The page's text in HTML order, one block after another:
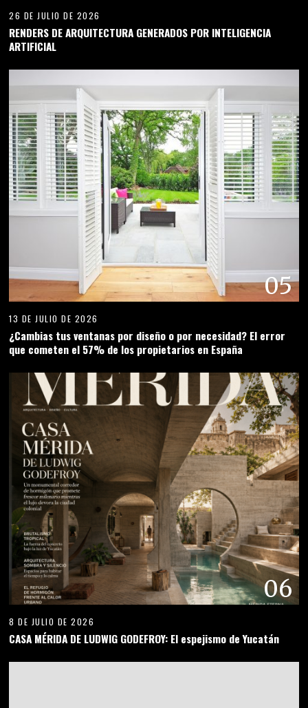
26 DE JULIO DE 2026
RENDERS DE ARQUITECTURA GENERADOS POR INTELIGENCIA
ARTIFICIAL
05
13 DE JULIO DE 2026
¿Cambias tus ventanas por diseño o por necesidad? El error
que cometen el 57% de los propietarios en España
06
8 DE JULIO DE 2026
CASA MÉRIDA DE LUDWIG GODEFROY: El espejismo de Yucatán